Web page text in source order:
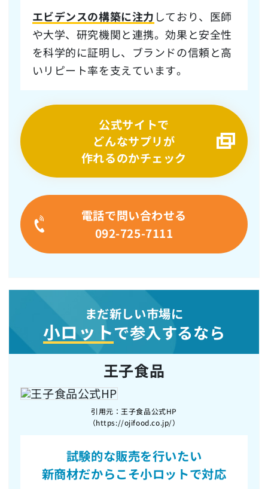
エビデンスの構築に注力 しており、医師
や大学、研究機関と連携。効果と安全性
を科学的に証明し、ブランドの信頼と高
いリピート率を支えています。
公式サイトで
どんなサプリが
作れるのかチェック
電話で問い合わせる
092-725-7111
まだ新しい市場に
小ロットで参入するなら
王子食品
引用元：王子食品公式HP
（https://ojifood.co.jp/）
試験的な販売を行いたい
新商材だからこそ小ロットで対応